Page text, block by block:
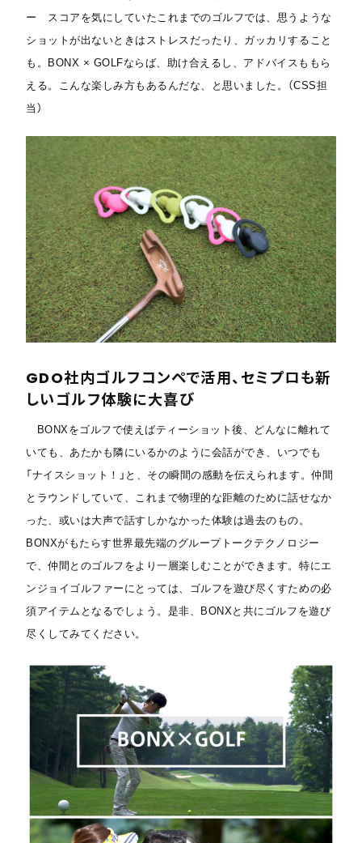
ー スコアを気にしていたこれまでのゴルフでは、思うような
ショットが出ないときはストレスだったり、ガッカリすること
も。BONX × GOLFならば、助け合えるし、アドバイスももら
える。こんな楽しみ方もあるんだな、と思いました。（CSS担
当）
GDO社内ゴルフコンペで活用、セミプロも新
しいゴルフ体験に大喜び
BONXをゴルフで使えばティーショット後、どんなに離れて
いても、あたかも隣にいるかのように会話ができ、いつでも
「ナイスショット！」と、その瞬間の感動を伝えられます。仲間
とラウンドしていて、これまで物理的な距離のために話せなか
った、或いは大声で話すしかなかった体験は過去のもの。
BONXがもたらす世界最先端のグループトークテクノロジー
で、仲間とのゴルフをより一層楽しむことができます。特にエ
ンジョイゴルファーにとっては、ゴルフを遊び尽くすための必
須アイテムとなるでしょう。是非、BONXと共にゴルフを遊び
尽くしてみてください。